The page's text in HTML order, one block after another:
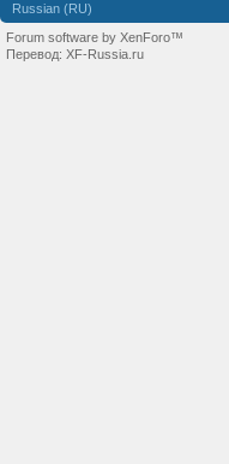
Russian (RU)
Forum software by XenForo™
Перевод: XF-Russia.ru